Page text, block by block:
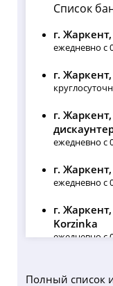
Список
г.
ежедневно с
г.
г.
ежедневно с
г.
ежедневно с
г.
Korzinka
ежедневно с
Полный список